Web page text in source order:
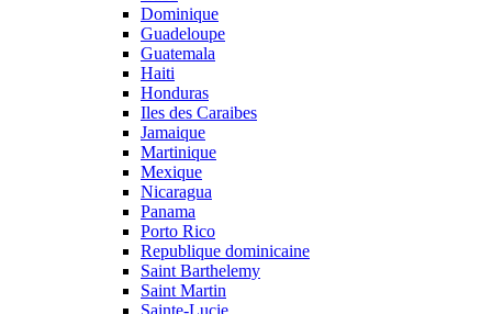
Dominique
Guadeloupe
Guatemala
Haiti
Honduras
Iles des Caraibes
Jamaique
Martinique
Mexique
Nicaragua
Panama
Porto Rico
Republique dominicaine
Saint Barthelemy
Saint Martin
Sainte-Lucie